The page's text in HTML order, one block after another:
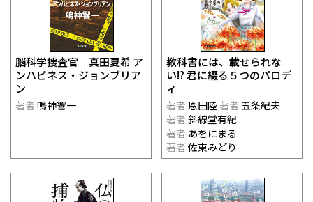
脳科学捜査官 真田夏希 ア
ンハピネス・ジョンブリア
ン
著者 鳴神響一
教科書には、載せられな
い!? 君に綴る５つのパロデ
ィ
著者 恩田陸著者 五条紀夫
著者 斜線堂有紀
著者 あをにまる
著者 佐東みどり